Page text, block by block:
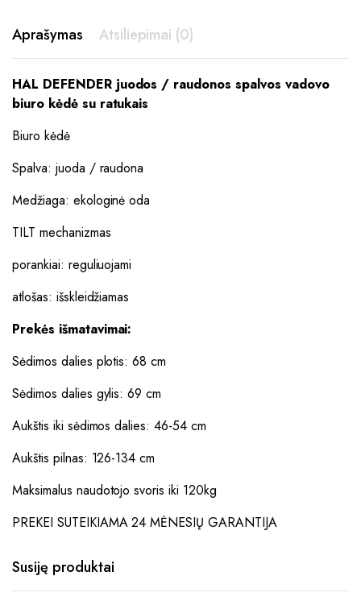
Aprašymas Atsiliepimai (0)
HAL DEFENDER juodos / raudonos spalvos vadovo
biuro kėdė su ratukais
Biuro kėdė
Spalva: juoda / raudona
Medžiaga: ekologinė oda
TILT mechanizmas
porankiai: reguliuojami
atlošas: išskleidžiamas
Prekės išmatavimai:
Sėdimos dalies plotis: 68 cm
Sėdimos dalies gylis: 69 cm
Aukštis iki sėdimos dalies: 46-54 cm
Aukštis pilnas: 126-134 cm
Maksimalus naudotojo svoris iki 120kg
PREKEI SUTEIKIAMA 24 MĖNESIŲ GARANTIJA
Susiję produktai